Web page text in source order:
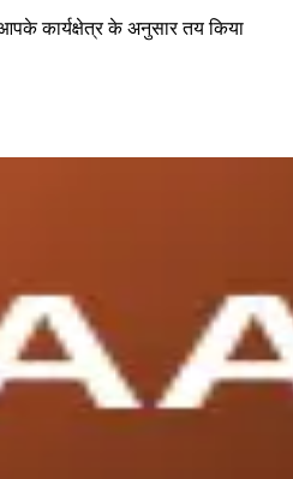
कार्यक्षेत्र के अनुसार तय किया